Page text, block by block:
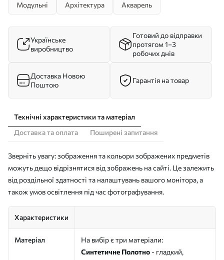
Модульні Архітектура Акварель
Українське
виробництво
Готовий до відправки
протягом 1–3
робочих днів
Доставка Новою
Поштою
Гарантія на товар
Технічні характеристики та матеріал
Доставка та оплата
Поширені запитання
Зверніть увагу: зображення та кольори зображених предметів
можуть дещо відрізнятися від зображень на сайті. Це залежить
від роздільної здатності та налаштувань вашого монітора, а
також умов освітлення під час фотографування.
Характеристики
Матеріал
На вибір є три матеріали:
Синтетичне Полотно - гладкий,